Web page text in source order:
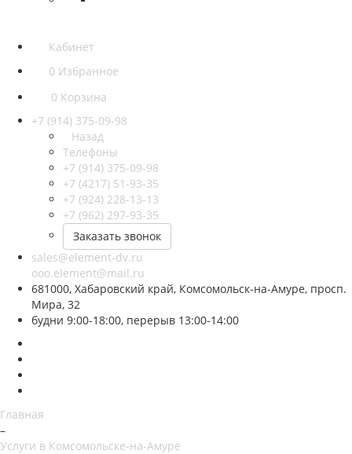
Кабинет
0 Избранное
0 Корзина
+7 (914) 375-09-98
Назад
Телефоны
+7 (914) 375-09-98
+7 (4217) 51-93-35
+7 (924) 228-13-13
+7 (962) 297-93-35
Заказать звонок
sales@element-dv.ru
ooo.element@mail.ru
681000, Хабаровский край, Комсомольск-на-Амуре, просп.
Мира, 32
будни 9:00-18:00, перерыв 13:00-14:00
Главная
–
Услуги в Комсомольске-на-Амуре